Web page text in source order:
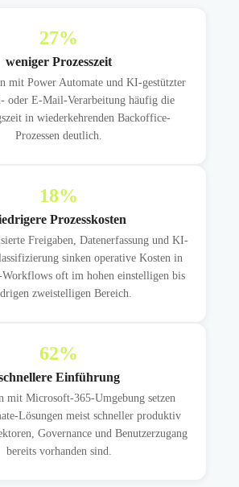
27%
weniger Prozesszeit
mit Power Automate und KI-gestützter
oder E-Mail-Verarbeitung häufig die
in wiederkehrenden Backoffice-
Prozessen deutlich.
18%
Prozesskosten
Freigaben, Datenerfassung und KI-
sinken operative Kosten in
oft im hohen einstelligen bis
zweistelligen Bereich.
62%
Einführung
mit Microsoft-365-Umgebung setzen
Lösungen meist schneller produktiv
Governance und Benutzerzugang
bereits vorhanden sind.